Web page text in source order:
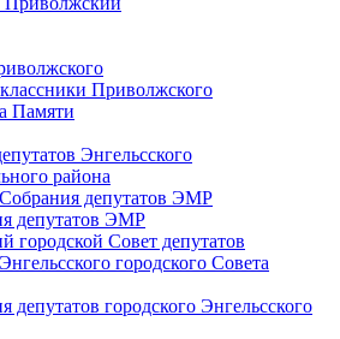
Приволжского
Памяти
Энгельсского
района
депутатов ЭМР
депутатов ЭМР
городской Совет депутатов
городского Совета
депутатов городского Энгельсского